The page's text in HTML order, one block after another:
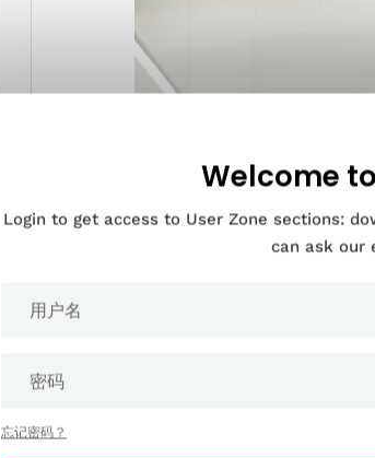
Welcome to
Login to get access to User Zone sections:
can ask our
忘记密码？